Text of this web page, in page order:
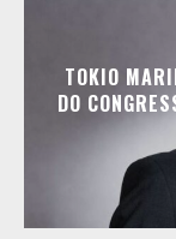
TOKIO
DO